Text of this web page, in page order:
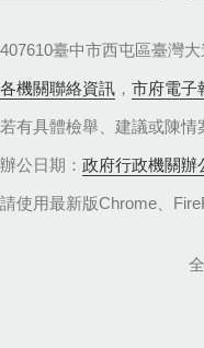
407610臺中市西屯區臺灣
各機關聯絡資訊 ， 市府電子
若有具體檢舉、建議或陳情
辦公日期： 政府行政機關辦
請使用最新版Chrome、